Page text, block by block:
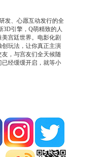
发、心愿互动发行的全
3D引擎，Q萌精致的人
宫廷世界。电影化剧
玩法，让你真正主演
，与宫友们全天候随
经缓缓开启，就等小